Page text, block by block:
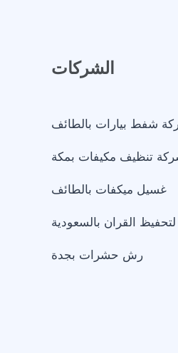
الشركات
شفط بيارات بالطائف
تنظيف مكيفات بمكة
غسيل ميكفات بالطائف
لتحفيظ القران بالسعودية
رش حشرات بجدة